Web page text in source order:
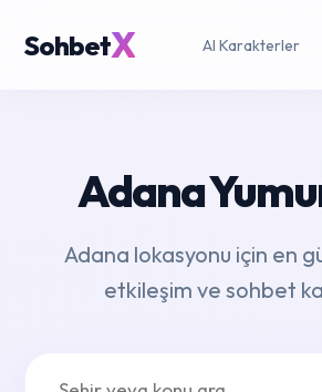
SohbetX AI Karakterler
Adana
Adana lokasyonu için en
etkileşim ve sohbet